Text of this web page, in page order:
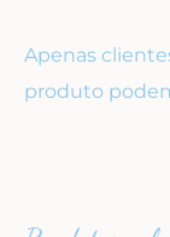
Apenas
produto